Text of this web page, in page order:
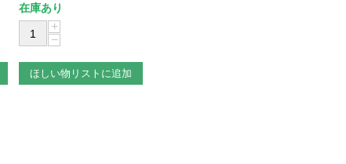
在庫あり
+
−
ほしい物リストに追加